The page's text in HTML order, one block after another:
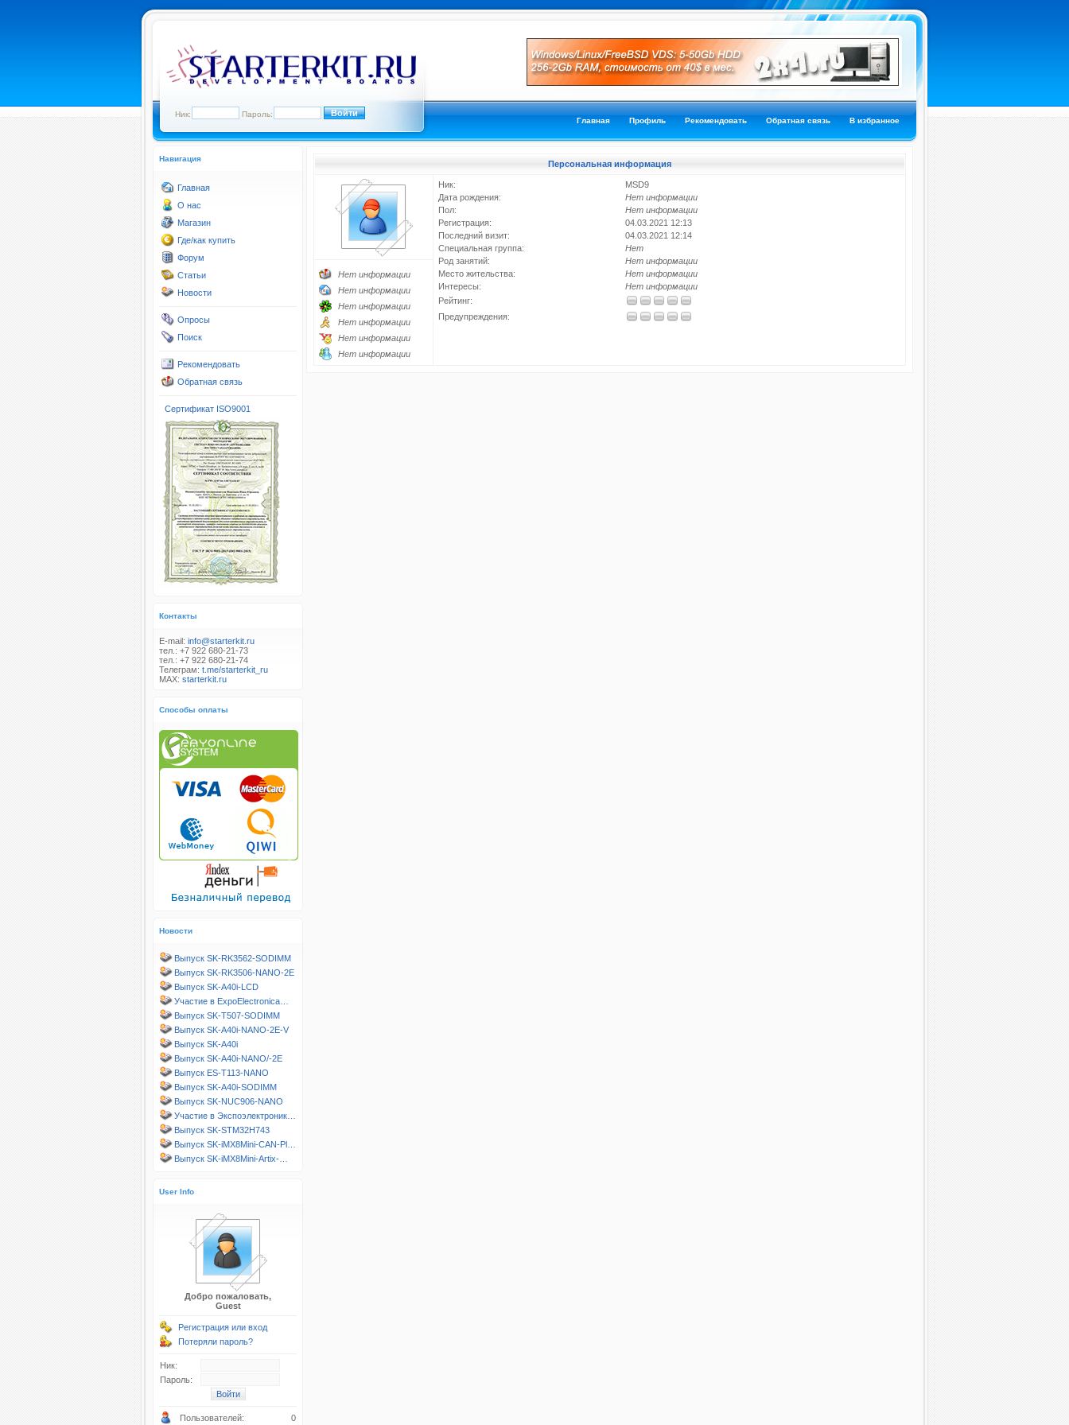
Ник: Пароль:
Главная Профиль Рекомендовать Обратная связь В избранное
Навигация
Главная
О нас
Магазин
Где/как купить
Форум
Статьи
Новости
Опросы
Поиск
Рекомендовать
Обратная связь
Сертификат ISO9001
Контакты
E-mail: info@starterkit.ru
тел.: +7 922 680-21-73
тел.: +7 922 680-21-74
Телеграм: t.me/starterkit_ru
MAX: starterkit.ru
Способы оплаты
Новости
Выпуск SK-RK3562-SODIMM
Выпуск SK-RK3506-NANO-2E
Выпуск SK-A40i-LCD
Участие в ExpoElectronica…
Выпуск SK-T507-SODIMM
Выпуск SK-A40i-NANO-2E-V
Выпуск SK-A40i
Выпуск SK-A40i-NANO/-2E
Выпуск ES-T113-NANO
Выпуск SK-A40i-SODIMM
Выпуск SK-NUC906-NANO
Участие в Экспоэлектроник…
Выпуск SK-STM32H743
Выпуск SK-iMX8Mini-CAN-Pl…
Выпуск SK-iMX8Mini-Artix-…
User Info
Добро пожаловать,
Guest
Регистрация или вход
Потеряли пароль?
Ник:
Пароль:
Пользователей: 0
Персональная информация
Ник:
MSD9
Дата рождения:
Нет информации
Пол:
Нет информации
Регистрация:
04.03.2021 12:13
Последний визит:
04.03.2021 12:14
Специальная группа:
Нет
Род занятий:
Нет информации
Место жительства:
Нет информации
Интересы:
Нет информации
Рейтинг:
Предупреждения:
Нет информации
Нет информации
Нет информации
Нет информации
Нет информации
Нет информации